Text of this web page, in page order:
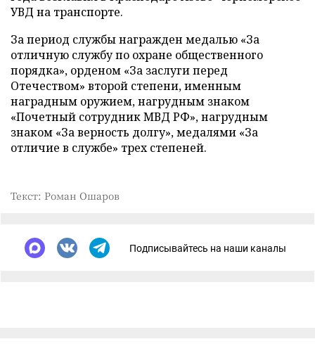
УВД на транспорте.
За период службы награжден медалью «За
отличную службу по охране общественного
порядка», орденом «За заслуги перед
Отечеством» второй степени, именным
наградным оружием, нагрудным знаком
«Почетный сотрудник МВД РФ», нагрудным
знаком «За верность долгу», медалями «За
отличие в службе» трех степеней.
Текст: Роман Ошаров
Подписывайтесь на наши каналы